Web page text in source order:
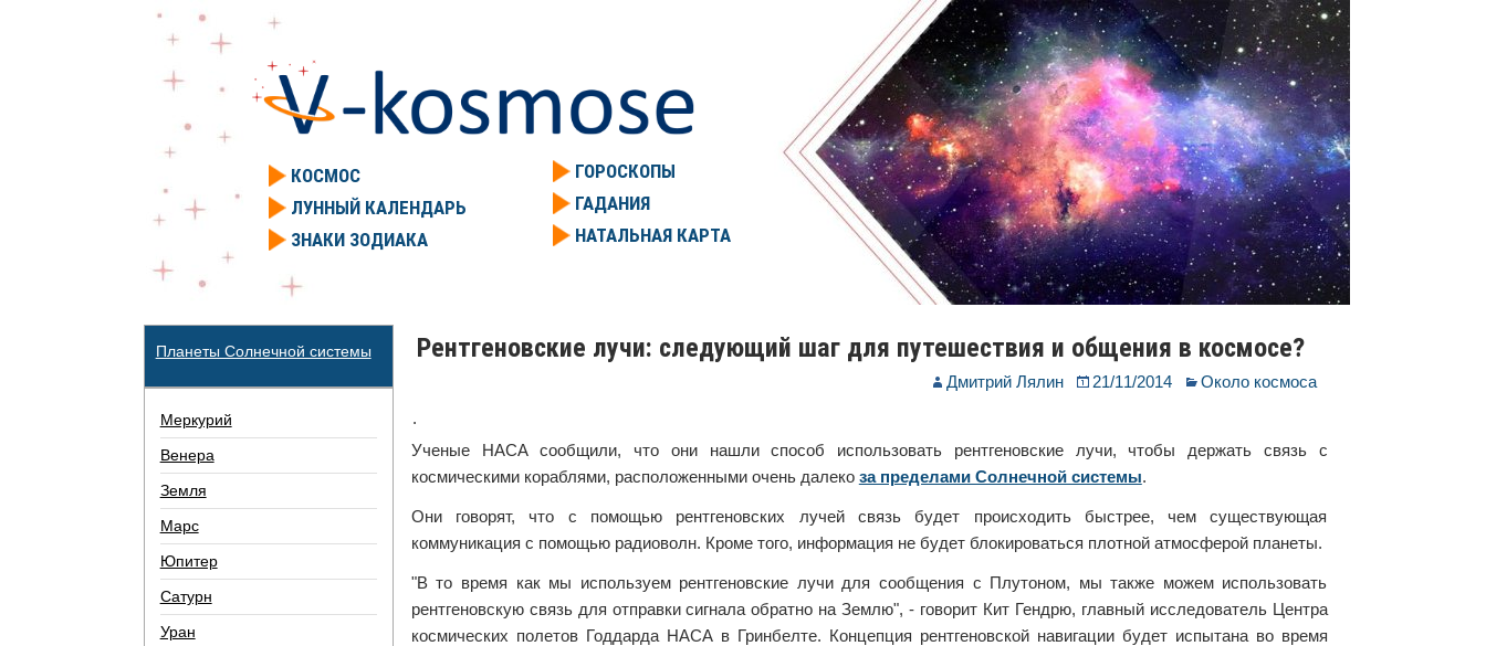
КОСМОС
ЛУННЫЙ КАЛЕНДАРЬ
ЗНАКИ ЗОДИАКА
ГОРОСКОПЫ
ГАДАНИЯ
НАТАЛЬНАЯ КАРТА
Рентгеновские лучи: следующий шаг для путешествия и общения в космосе?
Дмитрий Лялин 21/11/2014
Около космоса
.
Ученые НАСА сообщили, что они нашли способ использовать рентгеновские лучи, чтобы держать связь с
космическими кораблями, расположенными очень далеко за пределами Солнечной системы.
Они говорят, что с помощью рентгеновских лучей связь будет происходить быстрее, чем существующая
коммуникация с помощью радиоволн. Кроме того, информация не будет блокироваться плотной атмосферой планеты.
"В то время как мы используем рентгеновские лучи для сообщения с Плутоном, мы также можем использовать
рентгеновскую связь для отправки сигнала обратно на Землю", - говорит Кит Гендрю, главный исследователь Центра
космических полетов Годдарда НАСА в Гринбелте. Концепция рентгеновской навигации будет испытана во время
Планеты Солнечной системы
Меркурий
Венера
Земля
Марс
Юпитер
Сатурн
Уран